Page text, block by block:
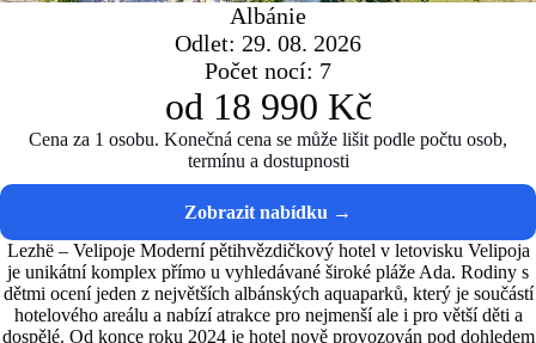
Albánie
Odlet: 29. 08. 2026
Počet nocí: 7
od 18 990 Kč
Cena za 1 osobu. Konečná cena se může lišit podle počtu osob,
termínu a dostupnosti
Lezhë – Velipoje Moderní pětihvězdičkový hotel v letovisku Velipoja
je unikátní komplex přímo u vyhledávané široké pláže Ada. Rodiny s
dětmi ocení jeden z největších albánských aquaparků, který je součástí
hotelového areálu a nabízí atrakce pro nejmenší ale i pro větší děti a
dospělé. Od konce roku 2024 je hotel nově provozován pod dohledem